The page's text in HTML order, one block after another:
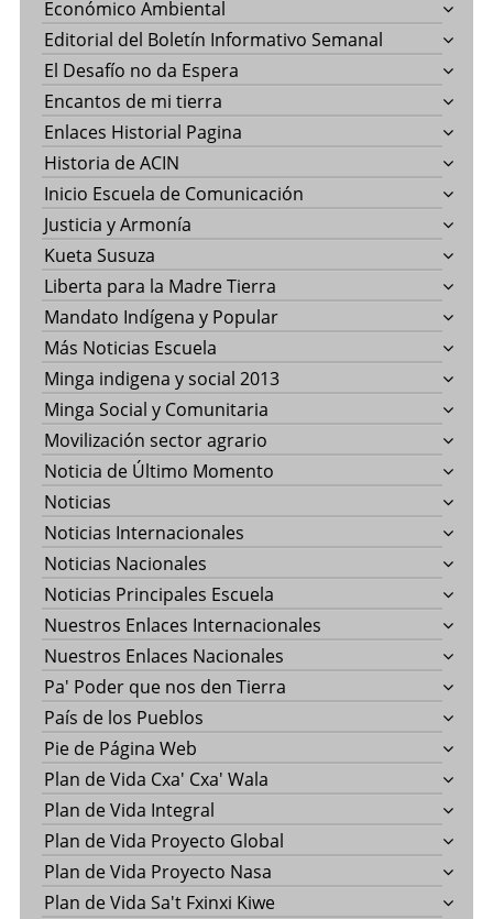
Económico Ambiental
Editorial del Boletín Informativo Semanal
El Desafío no da Espera
Encantos de mi tierra
Enlaces Historial Pagina
Historia de ACIN
Inicio Escuela de Comunicación
Justicia y Armonía
Kueta Susuza
Liberta para la Madre Tierra
Mandato Indígena y Popular
Más Noticias Escuela
Minga indigena y social 2013
Minga Social y Comunitaria
Movilización sector agrario
Noticia de Último Momento
Noticias
Noticias Internacionales
Noticias Nacionales
Noticias Principales Escuela
Nuestros Enlaces Internacionales
Nuestros Enlaces Nacionales
Pa' Poder que nos den Tierra
País de los Pueblos
Pie de Página Web
Plan de Vida Cxa' Cxa' Wala
Plan de Vida Integral
Plan de Vida Proyecto Global
Plan de Vida Proyecto Nasa
Plan de Vida Sa't Fxinxi Kiwe